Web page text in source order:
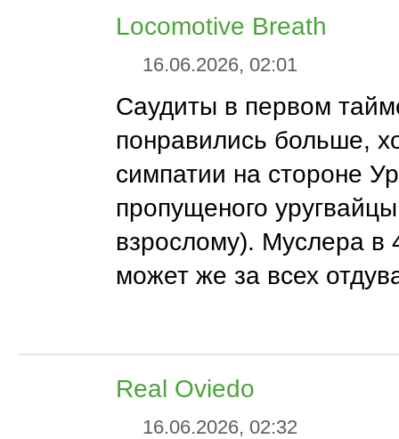
Locomotive Breath
16.06.2026, 02:01
Саудиты в первом
понравились больше,
симпатии на стороне
пропущеного
взрослому). Муслера в
может же за всех
Real Oviedo
16.06.2026, 02:32